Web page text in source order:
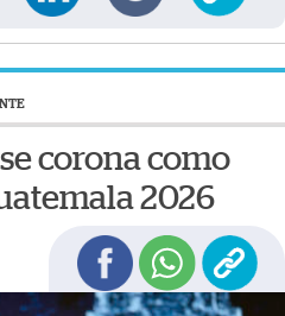
corona como
2026